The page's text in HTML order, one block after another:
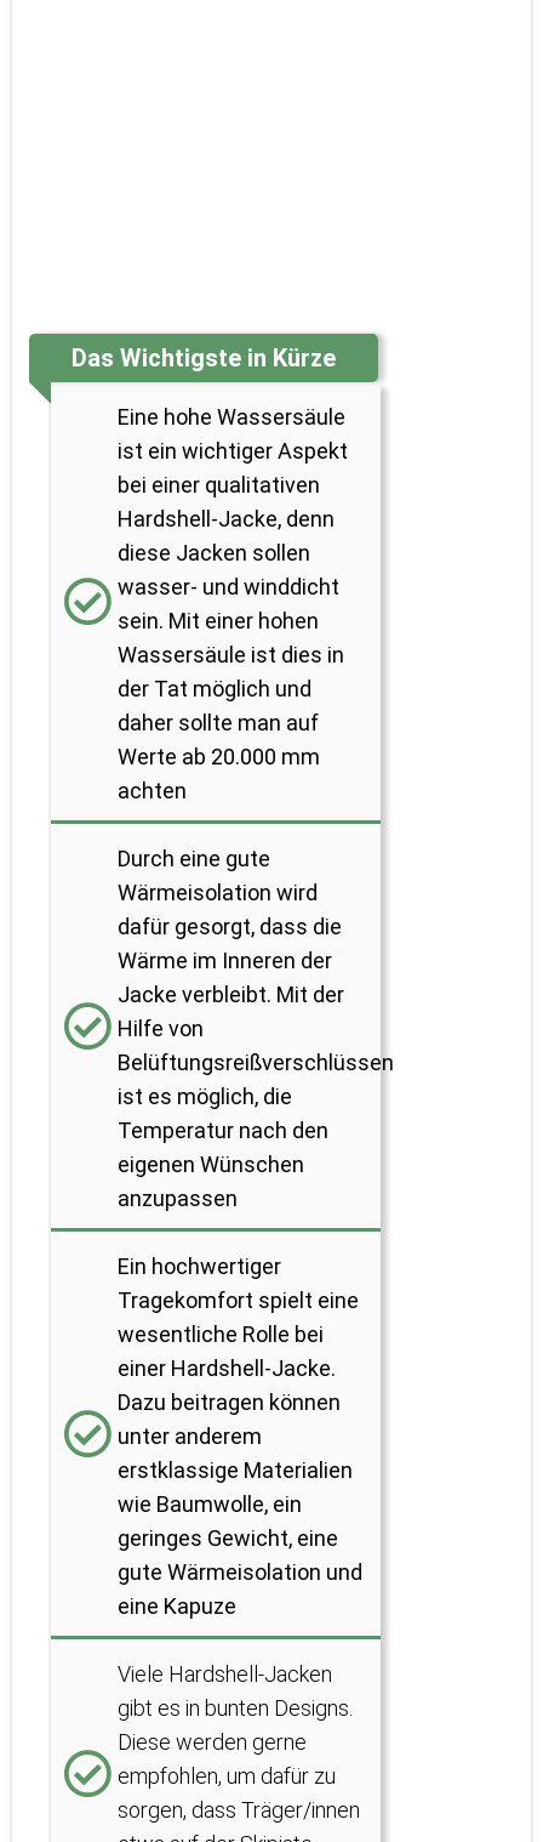
Das Wichtigste in Kürze
Eine hohe Wassersäule
ist ein wichtiger Aspekt
bei einer qualitativen
Hardshell-Jacke, denn
diese Jacken sollen
wasser- und winddicht
sein. Mit einer hohen
Wassersäule ist dies in
der Tat möglich und
daher sollte man auf
Werte ab 20.000 mm
achten
Durch eine gute
Wärmeisolation wird
dafür gesorgt, dass die
Wärme im Inneren der
Jacke verbleibt. Mit der
Hilfe von
Belüftungsreißverschlüssen
ist es möglich, die
Temperatur nach den
eigenen Wünschen
anzupassen
Ein hochwertiger
Tragekomfort spielt eine
wesentliche Rolle bei
einer Hardshell-Jacke.
Dazu beitragen können
unter anderem
erstklassige Materialien
wie Baumwolle, ein
geringes Gewicht, eine
gute Wärmeisolation und
eine Kapuze
Viele Hardshell-Jacken
gibt es in bunten Designs.
Diese werden gerne
empfohlen, um dafür zu
sorgen, dass Träger/innen